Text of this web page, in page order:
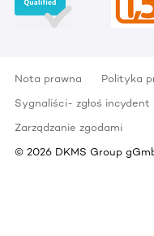
Nota prawna Polityka
Sygnaliści- zgłoś incydent
Zarządzanie zgodami
© 2026 DKMS Group